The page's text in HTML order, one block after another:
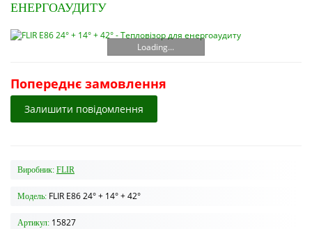
ЕНЕРГОАУДИТУ
Loading...
Попереднє замовлення
Залишити повідомлення
Виробник: FLIR
Модель: FLIR E86 24° + 14° + 42°
Артикул: 15827